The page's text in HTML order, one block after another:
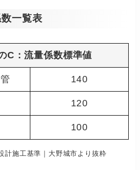
一覧表
C：流量係数標準値
140
120
100
計施工基準｜大野城市より抜粋